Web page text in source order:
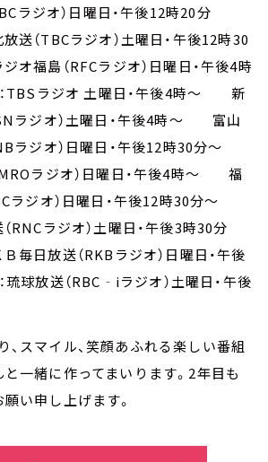
ラジオ）日曜日・午後12時20分
（TBCラジオ）土曜日・午後12時30
福島（RFCラジオ）日曜日・午後4時
ラジオ 土曜日・午後4時～ 新
ラジオ）土曜日・午後4時～ 富山
ラジオ）日曜日・午後12時30分～
MROラジオ）日曜日・午後4時～ 福
ラジオ）日曜日・午後12時30分～
RNCラジオ）土曜日・午後3時30分
日放送（RKBラジオ）日曜日・午後
放送（RBC‐iラジオ）土曜日・午後
、スマイル、笑顔あふれる楽しい番組
と一緒に作ってまいります。2年目も
い申し上げます。